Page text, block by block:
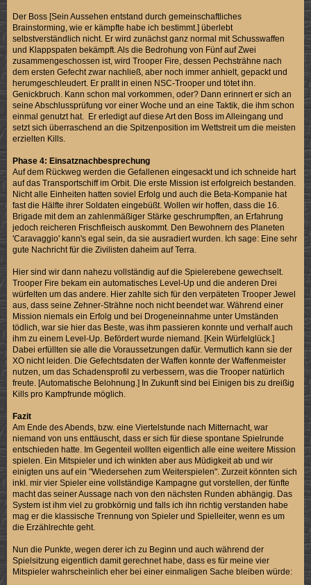
Der Boss [Sein Aussehen entstand durch gemeinschaftliches
Brainstorming, wie er kämpfte habe ich bestimmt.] überlebt
selbstverständlich nicht. Er wird zunächst ganz normal mit Schusswaffen
und Klappspaten bekämpft. Als die Bedrohung von Fünf auf Zwei
zusammengeschossen ist, wird Trooper Fire, dessen Pechsträhne nach
dem ersten Gefecht zwar nachließ, aber noch immer anhielt, gepackt und
herumgeschleudert. Er prallt in einen NSC-Trooper und tötet ihn.
Genickbruch. Kann schon mal vorkommen, oder? Dann erinnert er sich an
seine Abschlussprüfung vor einer Woche und an eine Taktik, die ihm schon
einmal genutzt hat. Er erledigt auf diese Art den Boss im Alleingang und
setzt sich überraschend an die Spitzenposition im Wettstreit um die meisten
erzielten Kills.
Phase 4: Einsatznachbesprechung
Auf dem Rückweg werden die Gefallenen eingesackt und ich schneide hart
auf das Transportschiff im Orbit. Die erste Mission ist erfolgreich bestanden.
Nicht alle Einheiten hatten soviel Erfolg und auch die Beta-Kompanie hat
fast die Hälfte ihrer Soldaten eingebüßt. Wollen wir hoffen, dass die 16.
Brigade mit dem an zahlenmäßiger Stärke geschrumpften, an Erfahrung
jedoch reicheren Frischfleisch auskommt. Den Bewohnern des Planeten
'Caravaggio' kann's egal sein, da sie ausradiert wurden. Ich sage: Eine sehr
gute Nachricht für die Zivilisten daheim auf Terra.
Hier sind wir dann nahezu vollständig auf die Spielerebene gewechselt.
Trooper Fire bekam ein automatisches Level-Up und die anderen Drei
würfelten um das andere. Hier zahlte sich für den verpäteten Trooper Jewel
aus, dass seine Zehner-Strähne noch nicht beendet war. Während einer
Mission niemals ein Erfolg und bei Drogeneinnahme unter Umständen
tödlich, war sie hier das Beste, was ihm passieren konnte und verhalf auch
ihm zu einem Level-Up. Befördert wurde niemand. [Kein Würfelglück.]
Dabei erfüllten sie alle die Voraussetzungen dafür. Vermutlich kann sie der
XO nicht leiden. Die Gefechtsdaten der Waffen konnte der Waffenmeister
nutzen, um das Schadensprofil zu verbessern, was die Trooper natürlich
freute. [Automatische Belohnung.] In Zukunft sind bei Einigen bis zu dreißig
Kills pro Kampfrunde möglich.
Fazit
Am Ende des Abends, bzw. eine Viertelstunde nach Mitternacht, war
niemand von uns enttäuscht, dass er sich für diese spontane Spielrunde
entschieden hatte. Im Gegenteil wollten eigentlich alle eine weitere Mission
spielen. Ein Mitspieler und ich winkten aber aus Müdigkeit ab und wir
einigten uns auf ein "Wiedersehen zum Weiterspielen". Zurzeit könnten sich
inkl. mir vier Spieler eine vollständige Kampagne gut vorstellen, der fünfte
macht das seiner Aussage nach von den nächsten Runden abhängig. Das
System ist ihm viel zu grobkörnig und falls ich ihn richtig verstanden habe
mag er die klassische Trennung von Spieler und Spielleiter, wenn es um
die Erzählrechte geht.
Nun die Punkte, wegen derer ich zu Beginn und auch während der
Spielsitzung eigentlich damit gerechnet habe, dass es für meine vier
Mitspieler wahrscheinlich eher bei einer einmaligen Sache bleiben würde: